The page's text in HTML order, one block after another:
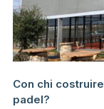
Con chi
padel?